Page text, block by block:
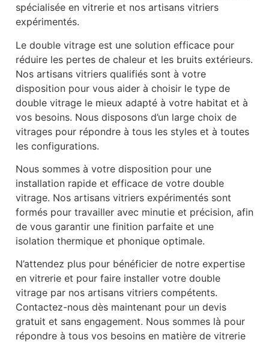
spécialisée en vitrerie et nos artisans vitriers
expérimentés.
Le double vitrage est une solution efficace pour
réduire les pertes de chaleur et les bruits extérieurs.
Nos artisans vitriers qualifiés sont à votre
disposition pour vous aider à choisir le type de
double vitrage le mieux adapté à votre habitat et à
vos besoins. Nous disposons d’un large choix de
vitrages pour répondre à tous les styles et à toutes
les configurations.
Nous sommes à votre disposition pour une
installation rapide et efficace de votre double
vitrage. Nos artisans vitriers expérimentés sont
formés pour travailler avec minutie et précision, afin
de vous garantir une finition parfaite et une
isolation thermique et phonique optimale.
N’attendez plus pour bénéficier de notre expertise
en vitrerie et pour faire installer votre double
vitrage par nos artisans vitriers compétents.
Contactez-nous dès maintenant pour un devis
gratuit et sans engagement. Nous sommes là pour
répondre à tous vos besoins en matière de vitrerie